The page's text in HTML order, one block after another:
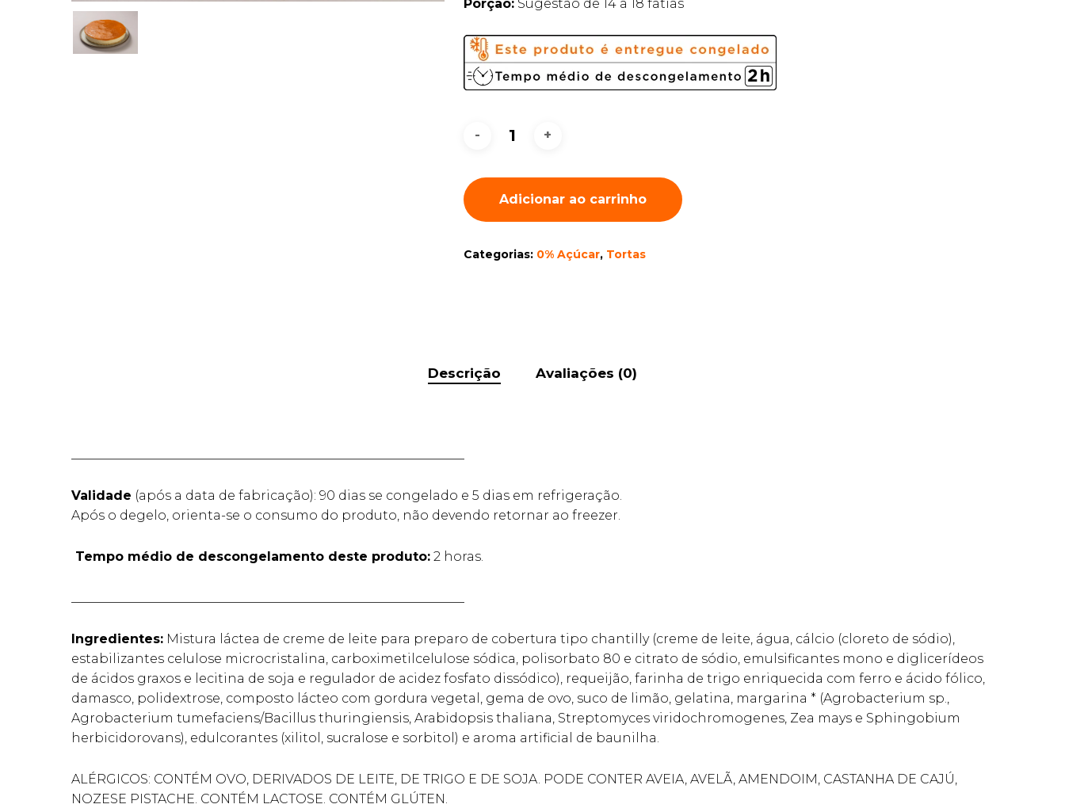
Porção:Sugestão de 14 a 18 fatias
Adicionar ao carrinho
Categorias: 0% Açúcar, Tortas
Descrição Avaliações (0)
Validade (após a data de fabricação): 90 dias se congelado e 5 dias em refrigeração.
Após o degelo, orienta-se o consumo do produto, não devendo retornar ao freezer.
Tempo médio de descongelamento deste produto: 2 horas.
Ingredientes: Mistura láctea de creme de leite para preparo de cobertura tipo chantilly (creme de leite, água, cálcio (cloreto de sódio),
estabilizantes celulose microcristalina, carboximetilcelulose sódica, polisorbato 80 e citrato de sódio, emulsificantes mono e diglicerídeos
de ácidos graxos e lecitina de soja e regulador de acidez fosfato dissódico), requeijão, farinha de trigo enriquecida com ferro e ácido fólico,
damasco, polidextrose, composto lácteo com gordura vegetal, gema de ovo, suco de limão, gelatina, margarina * (Agrobacterium sp.,
Agrobacterium tumefaciens/Bacillus thuringiensis, Arabidopsis thaliana, Streptomyces viridochromogenes, Zea mays e Sphingobium
herbicidorovans), edulcorantes (xilitol, sucralose e sorbitol) e aroma artificial de baunilha.
ALÉRGICOS: CONTÉM OVO, DERIVADOS DE LEITE, DE TRIGO E DE SOJA. PODE CONTER AVEIA, AVELÃ, AMENDOIM, CASTANHA DE CAJÚ,
NOZESE PISTACHE. CONTÉM LACTOSE. CONTÉM GLÚTEN.